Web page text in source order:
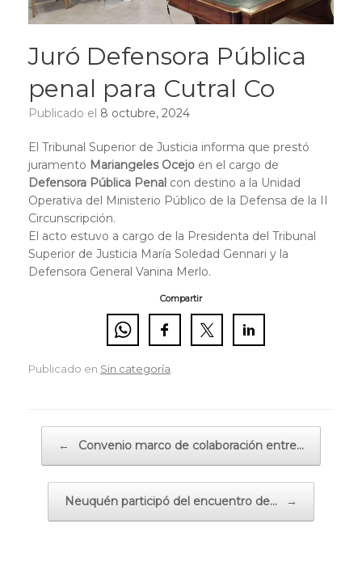
Juró Defensora Pública
penal para Cutral Co
Publicado el 8 octubre, 2024
El Tribunal Superior de Justicia informa que prestó
juramento Mariangeles Ocejo en el cargo de
Defensora Pública Penal con destino a la Unidad
Operativa del Ministerio Público de la Defensa de la II
Circunscripción.
El acto estuvo a cargo de la Presidenta del Tribunal
Superior de Justicia María Soledad Gennari y la
Defensora General Vanina Merlo.
Compartir
Publicado en Sin categoría
← Convenio marco de colaboración entre…
Neuquén participó del encuentro de… →